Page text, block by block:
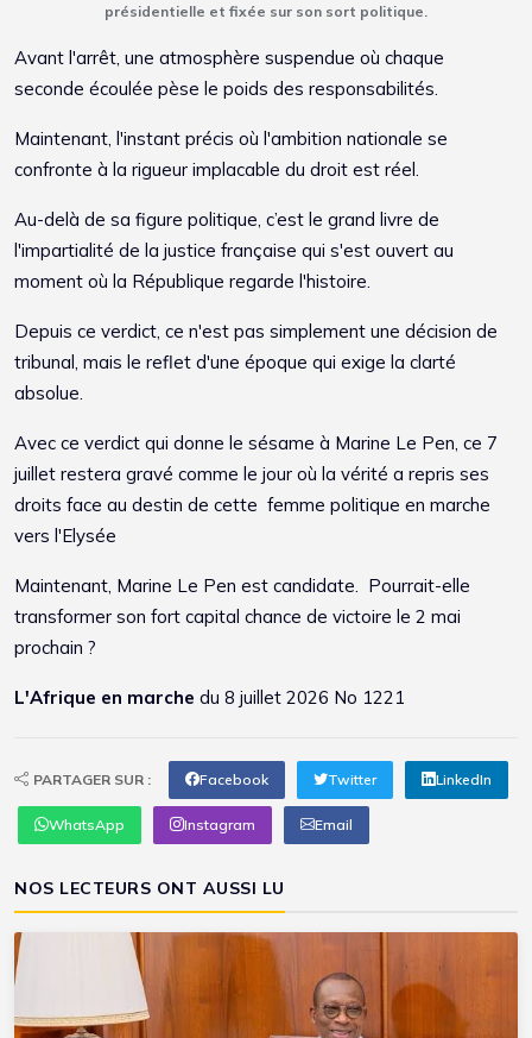
présidentielle et fixée sur son sort politique.
Avant l'arrêt, une atmosphère suspendue où chaque
seconde écoulée pèse le poids des responsabilités.
Maintenant, l'instant précis où l'ambition nationale se
confronte à la rigueur implacable du droit est réel.
Au-delà de sa figure politique, c’est le grand livre de
l'impartialité de la justice française qui s'est ouvert au
moment où la République regarde l'histoire.
Depuis ce verdict, ce n'est pas simplement une décision de
tribunal, mais le reflet d'une époque qui exige la clarté
absolue.
Avec ce verdict qui donne le sésame à Marine Le Pen, ce 7
juillet restera gravé comme le jour où la vérité a repris ses
droits face au destin de cette femme politique en marche
vers l'Elysée
Maintenant, Marine Le Pen est candidate. Pourrait-elle
transformer son fort capital chance de victoire le 2 mai
prochain ?
L'Afrique en marche du 8 juillet 2026 No 1221
PARTAGER SUR : Facebook Twitter LinkedIn
WhatsApp Instagram Email
NOS LECTEURS ONT AUSSI LU